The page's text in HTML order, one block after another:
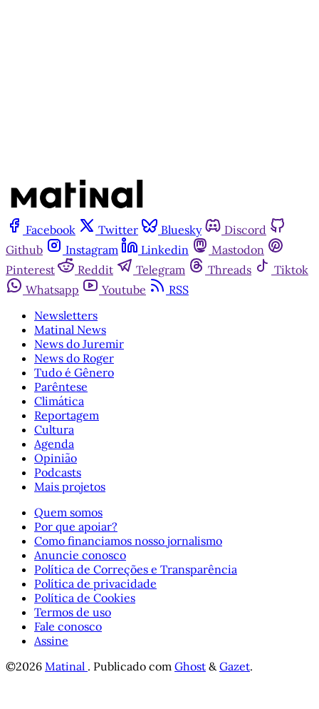
Facebook Twitter Bluesky
Discord
Github
Instagram Linkedin
Mastodon
Pinterest
Reddit Telegram Threads
Tiktok
Whatsapp
Youtube
RSS
Newsletters
Matinal News
News do Juremir
News do Roger
Tudo é Gênero
Parêntese
Climática
Reportagem
Cultura
Agenda
Opinião
Podcasts
Mais projetos
Quem somos
Por que apoiar?
Como financiamos nosso jornalismo
Anuncie conosco
Política de Correções e Transparência
Política de privacidade
Política de Cookies
Termos de uso
Fale conosco
Assine
©2026 Matinal . Publicado com Ghost &Gazet.